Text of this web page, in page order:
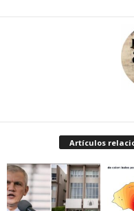
Artículos